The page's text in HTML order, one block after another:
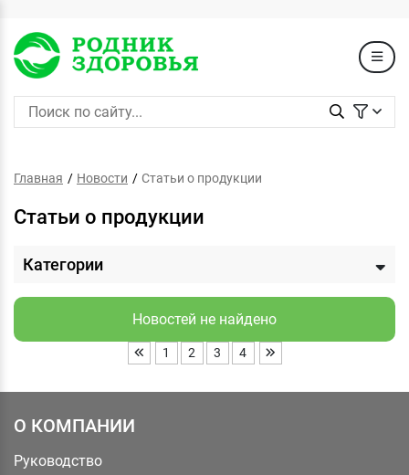
Главная Новости Статьи о продукции
Статьи о продукции
Категории
Новостей не найдено
1 2 3 4
О КОМПАНИИ
Руководство